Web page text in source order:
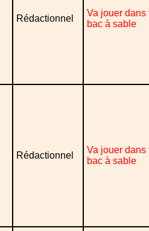
Rédactionnel
Va jouer dans
bac à sable
Rédactionnel
Va jouer dans
bac à sable